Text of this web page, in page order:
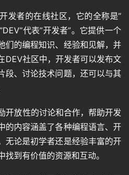
发者的在线社区，它的全称是”
代表”开发者”。它提供一个
们的编程知识、经验和见解，并
DEV社区中，开发者可以发布文
段、讨论技术问题，还可以与其
开放性的讨论和合作，帮助开发
的内容涵盖了各种编程语言、开
无论是初学者还是经验丰富的开
到有价值的资源和互动。